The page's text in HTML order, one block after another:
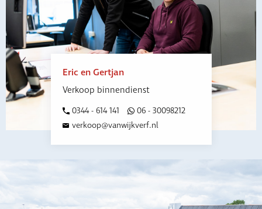
Eric en Gertjan
Verkoop binnendienst
0344 - 614 141
06 - 30098212
verkoop@vanwijkverf.nl